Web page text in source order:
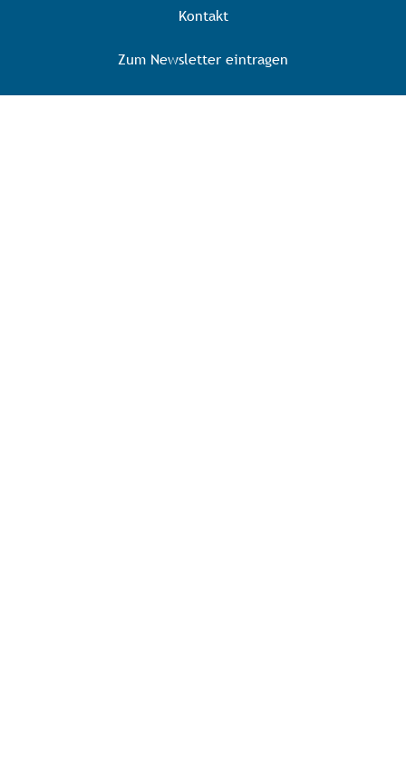
Kontakt
Zum Newsletter eintragen